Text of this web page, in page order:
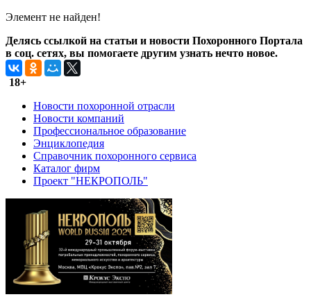
Элемент не найден!
Делясь ссылкой на статьи и новости Похоронного Портала
в соц. сетях, вы помогаете другим узнать нечто новое.
18+
Новости похоронной отрасли
Новости компаний
Профессиональное образование
Энциклопедия
Справочник похоронного сервиса
Каталог фирм
Проект "НЕКРОПОЛЬ"